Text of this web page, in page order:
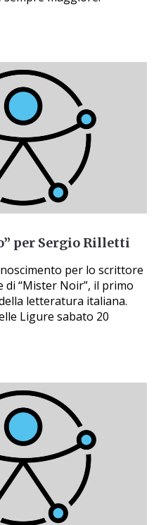
per Sergio Rilletti
per lo scrittore
di “Mister Noir”, il primo
letteratura italiana.
Ligure sabato 20